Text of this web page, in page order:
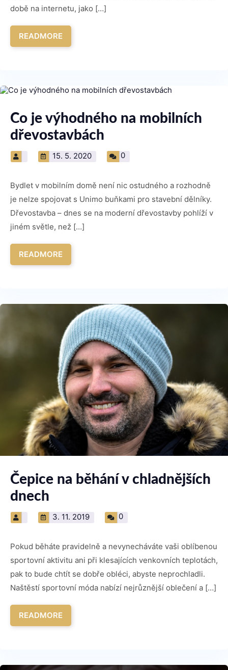
době na internetu, jako […]
READMORE
Co je výhodného na mobilních
dřevostavbách
15. 5. 2020 0
Bydlet v mobilním domě není nic ostudného a rozhodně
je nelze spojovat s Unimo buňkami pro stavební dělníky.
Dřevostavba – dnes se na moderní dřevostavby pohlíží v
jiném světle, než […]
READMORE
Čepice na běhání v chladnějších
dnech
3. 11. 2019 0
Pokud běháte pravidelně a nevynecháváte vaši oblíbenou
sportovní aktivitu ani při klesajících venkovních teplotách,
pak to bude chtít se dobře obléci, abyste neprochladli.
Naštěstí sportovní móda nabízí nejrůznější oblečení a […]
READMORE